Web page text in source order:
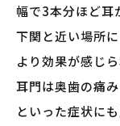
幅で3本分ほど耳
下関と近い場所
より効果が感じ
耳門は奥歯の痛
といった症状にも